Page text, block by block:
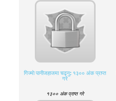
गिज्माे पानीजहाजमा चढ्नु: १३०० अंक प्राप्त
गरे
१३०० अंक प्राप्त गरे